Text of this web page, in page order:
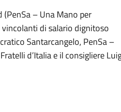
– Una Mano per
di salario dignitoso
Santarcangelo, PenSa –
d’Italia e il consigliere